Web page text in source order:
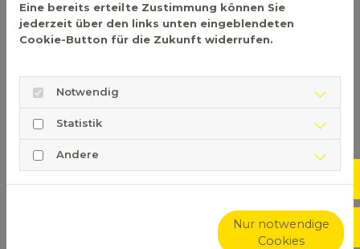
Husten?
Reizhusten oder wird Schleim ausgehustet? Die
Erkältung beginnt meist mit einem trockenen
Husten. Die Viren oder Bakterien sorgen für eine
Entzündung der Schleimhäute, es wird ein
Hustenreiz ausgelöst. Jedoch kommt es hierbei
Deshalb ist es sinnvoll, die Schleimhäute gut feucht
zu halten, unter anderem dadurch, dass man viel
Eine bereits erteilte Zustimmung können Sie
jederzeit über den links unten eingeblendeten
Cookie-Button für die Zukunft widerrufen.
Notwendig
Statistik
Andere
Nur notwendige
Cookies